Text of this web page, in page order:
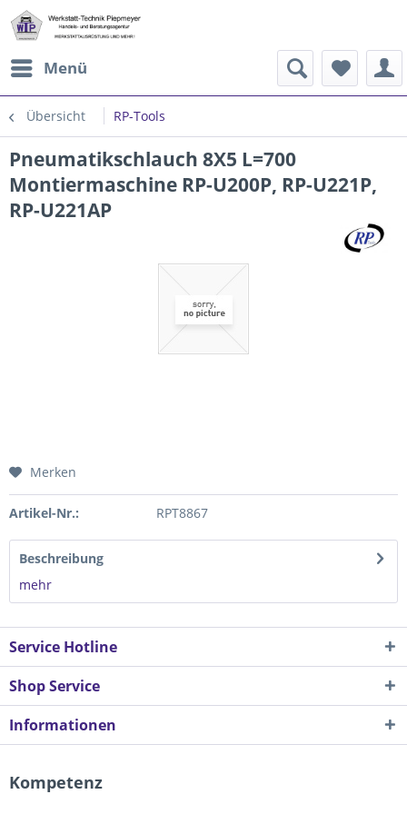
Menü
Übersicht RP-Tools
Pneumatikschlauch 8X5 L=700
Montiermaschine RP-U200P, RP-U221P,
RP-U221AP
Merken
Artikel-Nr.: RPT8867
Beschreibung
mehr
Service Hotline
Shop Service
Informationen
Kompetenz